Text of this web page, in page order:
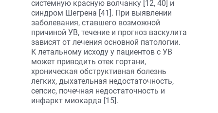
системную красную волчанку [12, 40] и
синдром Шегрена [41]. При выявлении
заболевания, ставшего возможной
причиной УВ, течение и прогноз васкулита
зависят от лечения основной патологии.
К летальному исходу у пациентов с УВ
может приводить отек гортани,
хроническая обструктивная болезнь
легких, дыхательная недостаточность,
сепсис, почечная недостаточность и
инфаркт миокарда [15].